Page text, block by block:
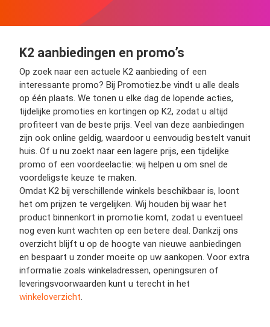
K2 aanbiedingen en promo’s
Op zoek naar een actuele K2 aanbieding of een
interessante promo? Bij Promotiez.be vindt u alle deals
op één plaats. We tonen u elke dag de lopende acties,
tijdelijke promoties en kortingen op K2, zodat u altijd
profiteert van de beste prijs. Veel van deze aanbiedingen
zijn ook online geldig, waardoor u eenvoudig bestelt vanuit
huis. Of u nu zoekt naar een lagere prijs, een tijdelijke
promo of een voordeelactie: wij helpen u om snel de
voordeligste keuze te maken.
Omdat K2 bij verschillende winkels beschikbaar is, loont
het om prijzen te vergelijken. Wij houden bij waar het
product binnenkort in promotie komt, zodat u eventueel
nog even kunt wachten op een betere deal. Dankzij ons
overzicht blijft u op de hoogte van nieuwe aanbiedingen
en bespaart u zonder moeite op uw aankopen. Voor extra
informatie zoals winkeladressen, openingsuren of
leveringsvoorwaarden kunt u terecht in het
winkeloverzicht.